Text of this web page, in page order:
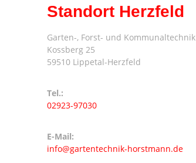
Standort Herzfeld
Garten-, Forst- und Kommunaltechnik
Kossberg 25
59510 Lippetal-Herzfeld
Tel.:
02923-97030
E-Mail:
info@gartentechnik-horstmann.de